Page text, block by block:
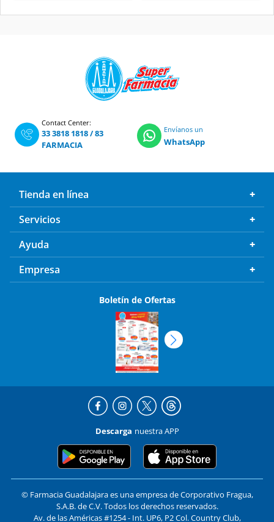
Contact Center:
33 3818 1818/83
FARMACIA
Envíanos un
WhatsApp
Tienda en línea
Servicios
Ayuda
Empresa
Boletín de Ofertas
Descarga nuestra APP
© Farmacia Guadalajara es una empresa de Corporativo Fragua,
S.A.B. de C.V. Todos los derechos reservados.
Av. de las Américas #1254 - Int. UP6, P2 Col. Country Club,